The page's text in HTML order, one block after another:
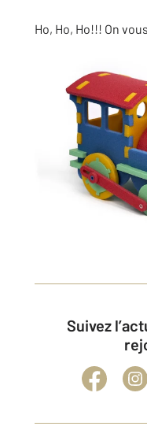
Ho, Ho, Ho!!! On
Suivez l’actualité immobilière et